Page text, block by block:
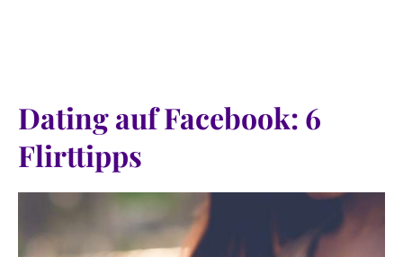
Dating auf Facebook: 6
Flirttipps